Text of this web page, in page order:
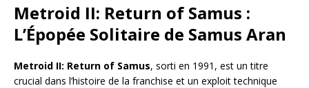
Metroid II: Return of Samus :
L’Épopée Solitaire de Samus Aran
Metroid II: Return of Samus, sorti en 1991, est un titre
crucial dans l’histoire de la franchise et un exploit technique